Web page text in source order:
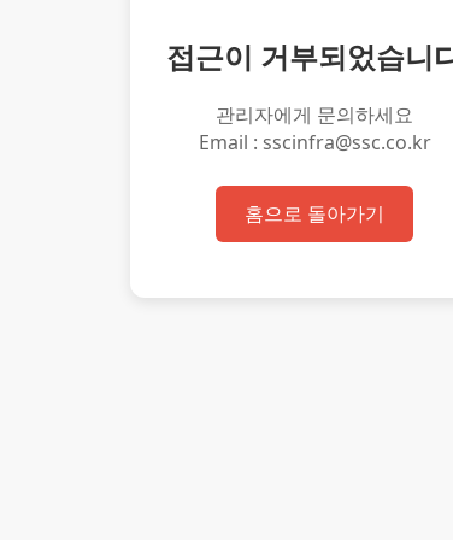
접근이 거부되었습니
관리자에게 문의하세요
Email : sscinfra@ssc.co.kr
홈으로 돌아가기